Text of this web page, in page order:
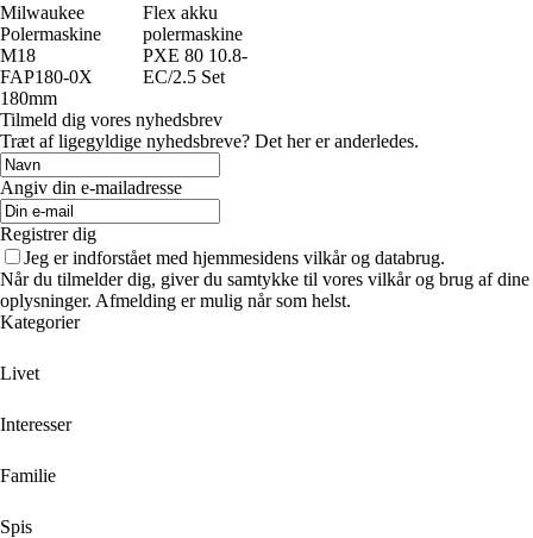
Milwaukee
Polermaskine
M18
FAP180-0X
180mm
Flex akku
polermaskine
PXE 80 10.8-
EC/2.5 Set
Tilmeld dig vores nyhedsbrev
Træt af ligegyldige nyhedsbreve? Det her er anderledes.
Angiv din e-mailadresse
Registrer dig
Jeg er indforstået med hjemmesidens vilkår og databrug.
Når du tilmelder dig, giver du samtykke til vores vilkår og brug af dine
oplysninger. Afmelding er mulig når som helst.
Kategorier
Livet
Interesser
Familie
Spis